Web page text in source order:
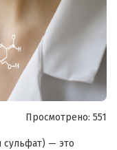
Просмотрено: 551
сульфат) — это